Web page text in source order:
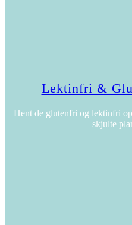
Lektinfri &
Hent de glutenfri og lektinfri
skjulte